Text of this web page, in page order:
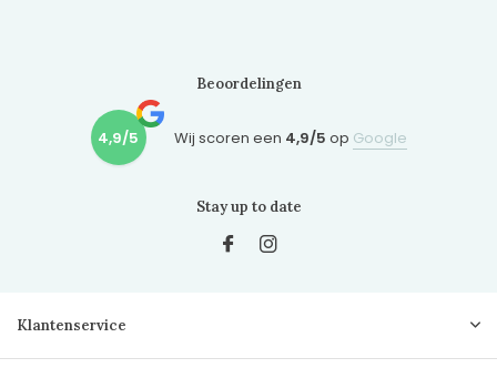
Beoordelingen
4,9/5 Wij scoren een 4,9/5 op Google
Stay up to date
Klantenservice